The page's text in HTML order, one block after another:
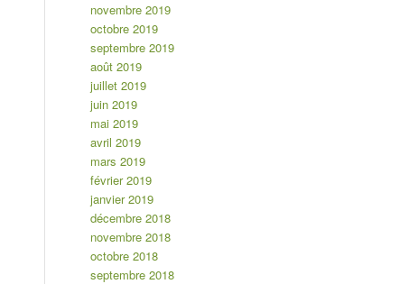
novembre 2019
octobre 2019
septembre 2019
août 2019
juillet 2019
juin 2019
mai 2019
avril 2019
mars 2019
février 2019
janvier 2019
décembre 2018
novembre 2018
octobre 2018
septembre 2018